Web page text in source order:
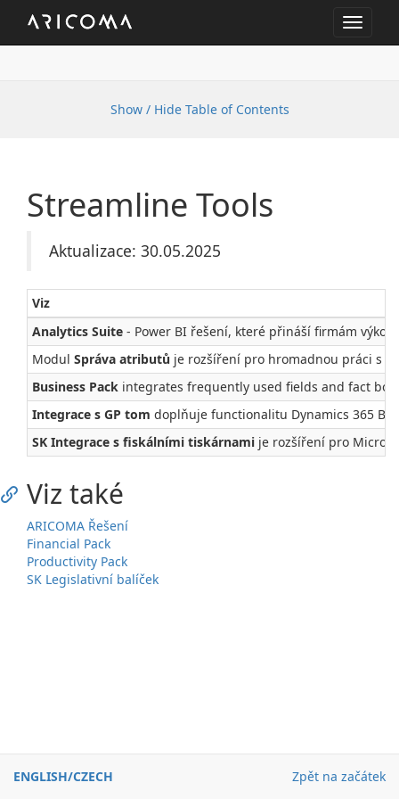
Toggle
Show / Hide Table of Contents
Streamline Tools
Aktualizace: 30.05.2025
Viz
Analytics Suite - Power BI řešení, které přináší firmám
Modul Správa atributů je rozšíření pro hromadnou práci s
Business Pack integrates frequently used fields and fact
Integrace s GP tom doplňuje functionalitu Dynamics 365
SK Integrace s fiskálními tiskárnami je rozšíření pro
Viz také
ARICOMA Řešení
Financial Pack
Productivity Pack
SK Legislativní balíček
Zpět na začátek
ENGLISH/CZECH